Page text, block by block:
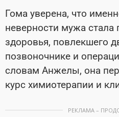
Гома уверена, что
неверности мужа стала
здоровья, повлекшего
позвоночнике и
словам Анжелы, она
курс химиотерапии и
РЕКЛАМА –